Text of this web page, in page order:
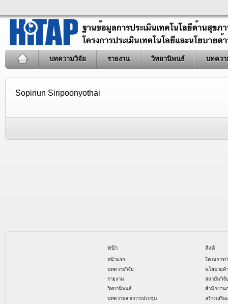
บทความวิจัย รายงาน วิทยานิพนธ์ บทควา
Sopinun Siripoonyothai
หน้า
หน้าแรก
บทความวิจัย
รายงาน
วิทยานิพนธ์
บทความจากการประชุม
ลิงค์
โครงการ
นโยบายด้
สถาบันวิจั
สำนักงาน
สร้างเสริ